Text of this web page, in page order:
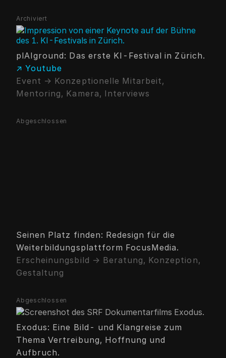
Archiviert
plAIground: Das erste KI-Festival in Zürich.
↗ Youtube
Event → Konzeptionelle Mitarbeit,
Mentoring, Kamera, Interviews
Abgeschlossen
Seinen Platz finden: Redesign für die
Weiterbildungsplattform FocusMedia.
Erscheinungsbild → Beratung, Konzeption,
Gestaltung
Abgeschlossen
Exodus: Eine Bild- und Klangreise zum
Thema Vertreibung, Hoffnung und
Aufbruch.